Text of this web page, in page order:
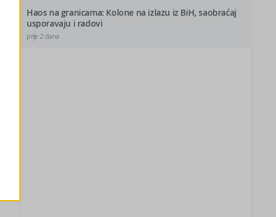
Haos na granicama: Kolone na izlazu iz BiH, saobraćaj
usporavaju i radovi
prije 2 dana